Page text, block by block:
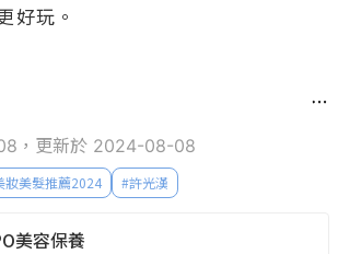
好玩。
，更新於 2024-08-08
妝美髮推薦2024 #許光漢
美容保養